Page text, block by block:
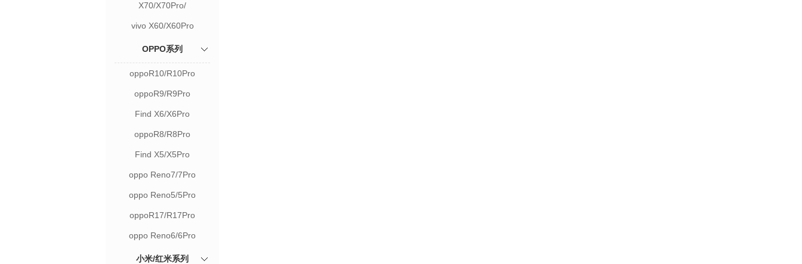
X70/X70Pro/
vivo X60/X60Pro
OPPO系列
oppoR10/R10Pro
oppoR9/R9Pro
Find X6/X6Pro
oppoR8/R8Pro
Find X5/X5Pro
oppo Reno7/7Pro
oppo Reno5/5Pro
oppoR17/R17Pro
oppo Reno6/6Pro
小米/红米系列